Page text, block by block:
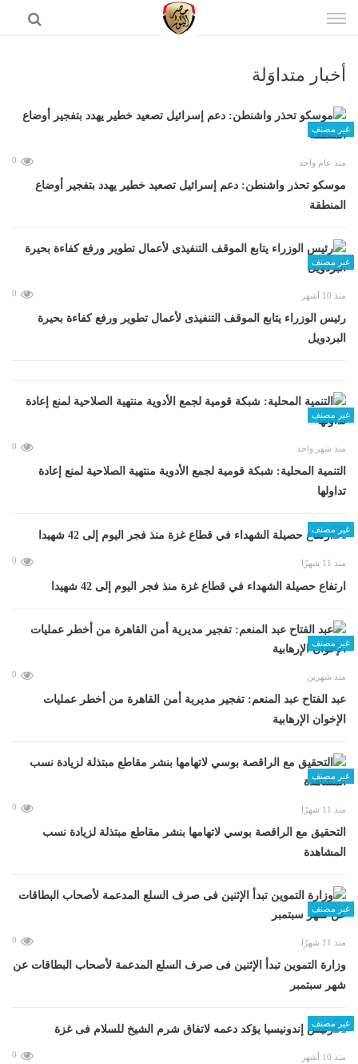
الى
أخبار متداوَلة
غير مصنف
منذ عام واحد 0
موسكو تحذر واشنطن: دعم إسرائيل تصعيد خطير يهدد بتفجير أوضاع
المنطقة
غير مصنف
منذ 10 أشهر 0
رئيس الوزراء يتابع الموقف التنفيذى لأعمال تطوير ورفع كفاءة بحيرة
البردويل
غير مصنف
منذ شهر واحد 0
التنمية المحلية: شبكة قومية لجمع الأدوية منتهية الصلاحية لمنع إعادة
تداولها
غير مصنف
منذ 11 شهرًا 0
ارتفاع حصيلة الشهداء في قطاع غزة منذ فجر اليوم إلى 42 شهيدا
غير مصنف
منذ شهرين 0
عبد الفتاح عبد المنعم: تفجير مديرية أمن القاهرة من أخطر عمليات
الإخوان الإرهابية
غير مصنف
منذ 11 شهرًا 0
التحقيق مع الراقصة بوسي لاتهامها بنشر مقاطع مبتذلة لزيادة نسب
المشاهدة
غير مصنف
منذ 11 شهرًا 0
وزارة التموين تبدأ الإثنين فى صرف السلع المدعمة لأصحاب البطاقات عن
شهر سبتمبر
غير مصنف
منذ 10 أشهر 0